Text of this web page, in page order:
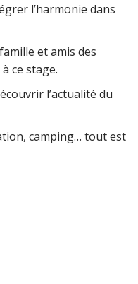
l’harmonie dans
et amis des
ce stage.
l’actualité du
camping… tout est